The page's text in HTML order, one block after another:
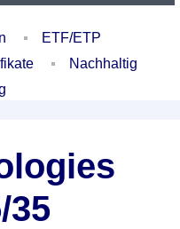
ETF/ETP
Nachhaltig
35